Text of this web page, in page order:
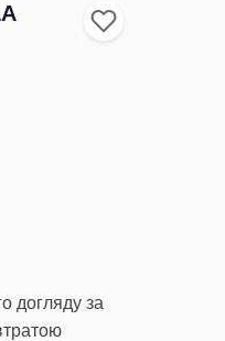
догляду за